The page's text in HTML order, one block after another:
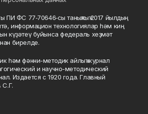
ПИ ФС 77‑70646‑сы таныҡлыҡ 2017 йылдың
информацион технологиялар һәм киң
күҙәтеү буйынса федераль хеҙмәт
бирелде.
һәм фәнни-методик айлыҡ журнал
и научно-методический
Издается с 1920 года. Главный
С.Г.